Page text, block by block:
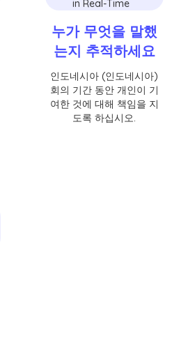
누가 무엇을 말했
는지 추적하세요
인도네시아 (인도네시아)
회의 기간 동안 개인이 기
여한 것에 대해 책임을 지
도록 하십시오.